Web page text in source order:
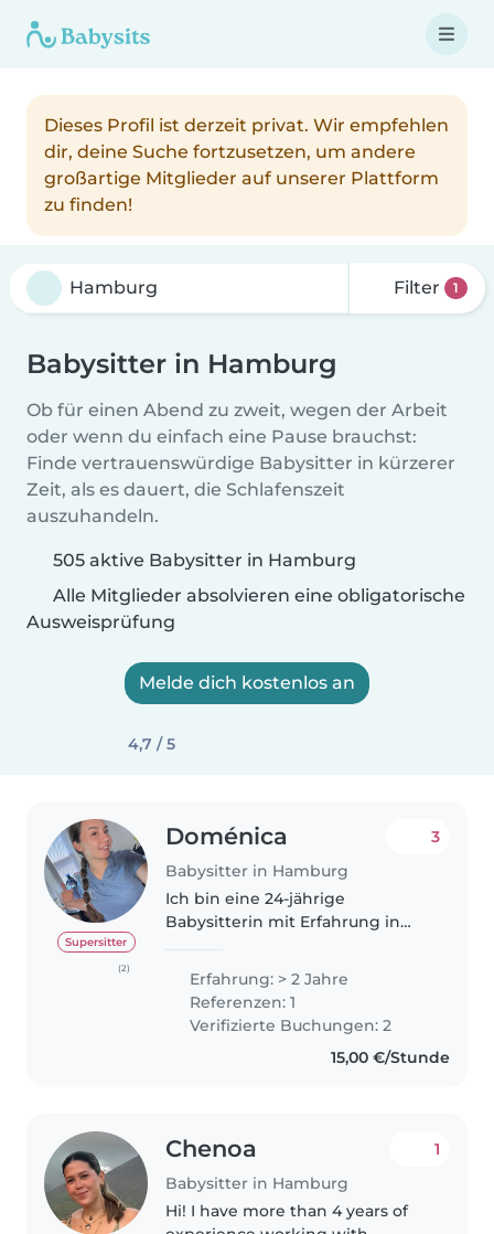
Dieses Profil ist derzeit privat. Wir empfehlen
dir, deine Suche fortzusetzen, um andere
großartige Mitglieder auf unserer Plattform
zu finden!
Filter 1
Babysitter in Hamburg
Ob für einen Abend zu zweit, wegen der Arbeit
oder wenn du einfach eine Pause brauchst:
Finde vertrauenswürdige Babysitter in kürzerer
Zeit, als es dauert, die Schlafenszeit
auszuhandeln.
505 aktive Babysitter in Hamburg
Alle Mitglieder absolvieren eine obligatorische
Ausweisprüfung
Melde dich kostenlos an
4,7 / 5
Supersitter
(2)
Doménica
Babysitter in Hamburg
3
Ich bin eine 24-jährige
Babysitterin mit Erfahrung in
Liebe zur Kinderbetreuung
begann schon früh, als ich
jahrelang auf meine jüngeren
Cousins und meine..
Erfahrung: > 2 Jahre
Referenzen: 1
Verifizierte Buchungen: 2
15,00 €/Stunde
Chenoa
Babysitter in Hamburg
1
Hi! I have more than 4 years of